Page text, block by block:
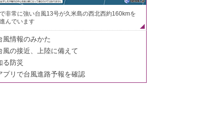
非常に強い台風13号が久米島の西北西約160kmを
んでいます
風情報のみかた
風の接近、上陸に備えて
る防災
プリで台風進路予報を確認